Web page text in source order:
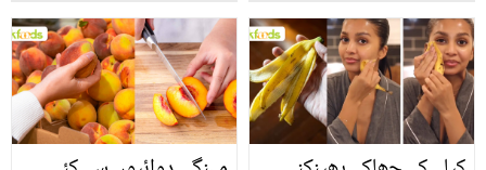
سے متعلق غلط فہمیوں کی
حقیقت کیا ہے اور افواہ
کیا؟
بتائے راز